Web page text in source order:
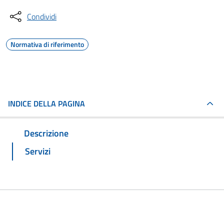
Condividi
Normativa di riferimento
INDICE DELLA PAGINA
Descrizione
Servizi